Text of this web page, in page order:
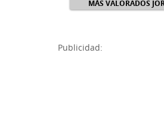
MÁS VALORADOS
Publicidad: